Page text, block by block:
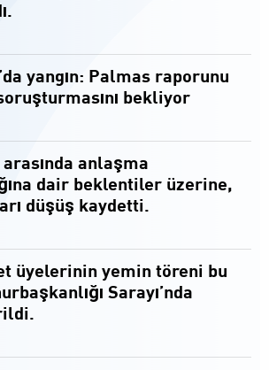
yangın: Palmas raporunu
bekliyor
anlaşma
dair beklentiler üzerine,
düşüş kaydetti.
üyelerinin yemin töreni bu
Sarayı’nda